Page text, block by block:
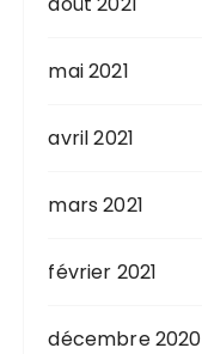
mai 2021
avril 2021
mars 2021
février 2021
décembre 2020